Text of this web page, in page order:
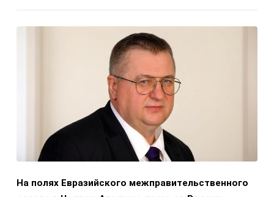
На полях Евразийского межправительственного